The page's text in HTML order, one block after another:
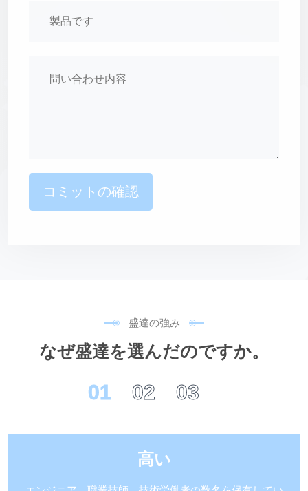
コミットの確認
盛達の強み
なぜ盛達を選んだのですか。
01 02 03
高い